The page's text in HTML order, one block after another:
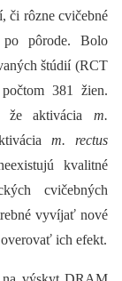
či rôzne cvičebné
pôrode. Bolo
štúdií (RCT
381 žien.
že aktivácia m.
m. rectus
kvalitné
cvičebných
vyvíjať nové
ich efekt.